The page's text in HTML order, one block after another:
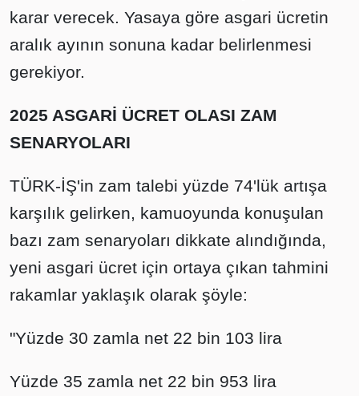
karar verecek. Yasaya göre asgari ücretin
aralık ayının sonuna kadar belirlenmesi
gerekiyor.
2025 ASGARİ ÜCRET OLASI ZAM
SENARYOLARI
TÜRK-İŞ'in zam talebi yüzde 74'lük artışa
karşılık gelirken, kamuoyunda konuşulan
bazı zam senaryoları dikkate alındığında,
yeni asgari ücret için ortaya çıkan tahmini
rakamlar yaklaşık olarak şöyle:
"Yüzde 30 zamla net 22 bin 103 lira
Yüzde 35 zamla net 22 bin 953 lira